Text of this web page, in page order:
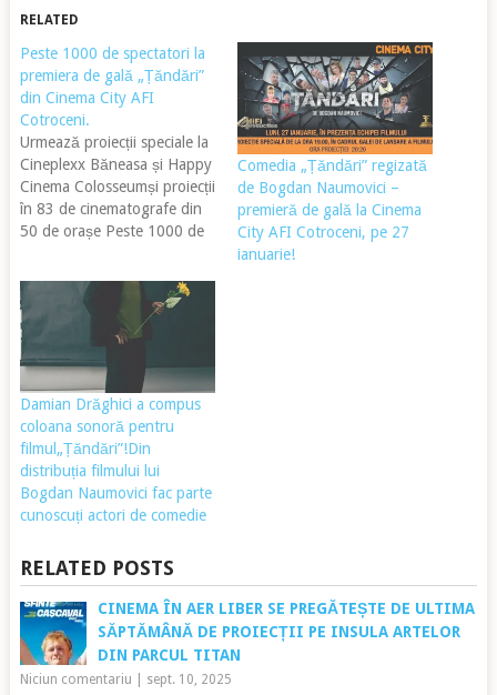
RELATED
Peste 1000 de spectatori la
premiera de gală „Țăndări”
din Cinema City AFI
Cotroceni.
Urmează proiecții speciale la
Cineplexx Băneasa și Happy
Cinema Colosseumși proiecții
în 83 de cinematografe din
50 de orașe Peste 1000 de
de Bogdan Naumovici, la
premiera de gală care a avut
loc pe 27 ianuarie. La
evenimentul din Cinema City
AFI Cotroceni au…
Comedia „Țăndări” regizată
de Bogdan Naumovici –
premieră de gală la Cinema
City AFI Cotroceni, pe 27
ianuarie!
Damian Drăghici a compus
coloana sonoră pentru
filmul„Țăndări”!Din
distribuția filmului lui
Bogdan Naumovici fac parte
cunoscuți actori de comedie
RELATED POSTS
CINEMA ÎN AER LIBER SE PREGĂTEȘTE DE ULTIMA
SĂPTĂMÂNĂ DE PROIECȚII PE INSULA ARTELOR
DIN PARCUL TITAN
Niciun comentariu sept. 10, 2025